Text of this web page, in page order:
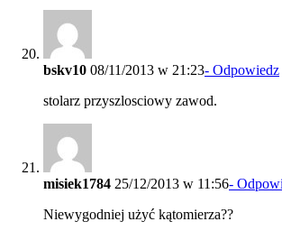
bskv10 08/11/2013 w 21:23- Odpowiedz
stolarz przyszlosciowy zawod.
misiek1784 25/12/2013 w 11:56-
Niewygodniej użyć kątomierza??